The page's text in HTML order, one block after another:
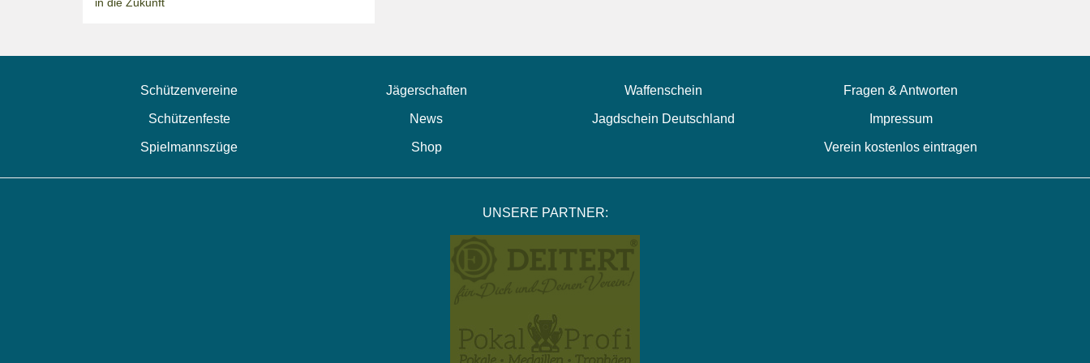
Schützenvereine
Schützenfeste
Spielmannszüge
Jägerschaften
News
Shop
Waffenschein
Jagdschein Deutschland
Fragen & Antworten
Impressum
Verein kostenlos eintragen
UNSERE PARTNER: